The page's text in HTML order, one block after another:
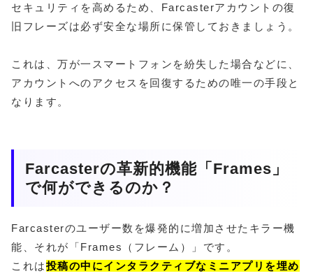
セキュリティを高めるため、Farcasterアカウントの復
旧フレーズは必ず安全な場所に保管しておきましょう。
これは、万が一スマートフォンを紛失した場合などに、
アカウントへのアクセスを回復するための唯一の手段と
なります。
Farcasterの革新的機能「Frames」
で何ができるのか？
Farcasterのユーザー数を爆発的に増加させたキラー機
能、それが「Frames（フレーム）」です。
これは投稿の中にインタラクティブなミニアプリを埋め